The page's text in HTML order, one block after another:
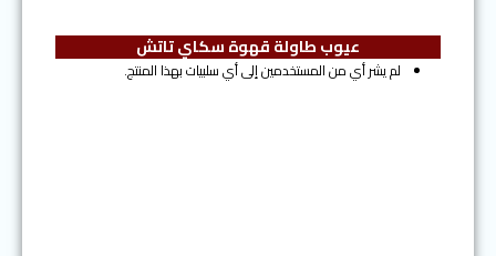
عيوب طاولة قهوة سكاي تاتش
لم يشر أي من المستخدمين إلى أي سلبيات بهذا المنتج.